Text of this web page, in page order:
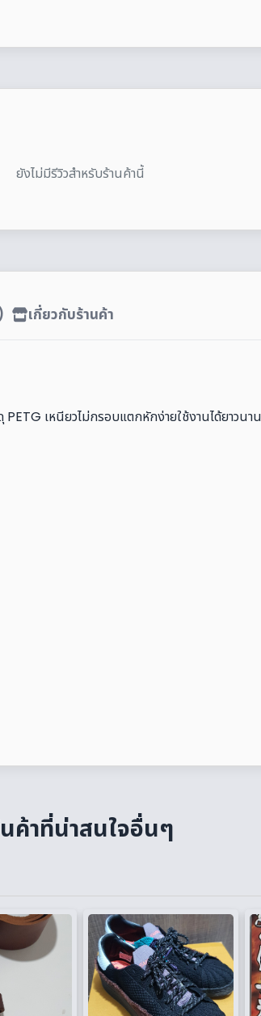
ยังไม่มีรีวิวสำหรับร้านค้านี้
เกี่ยวกับร้านค้า
เหนียวไม่กรอบแตกหักง่ายใช้งานได้ยาวนาน
ค้าที่น่าสนใจอื่นๆ